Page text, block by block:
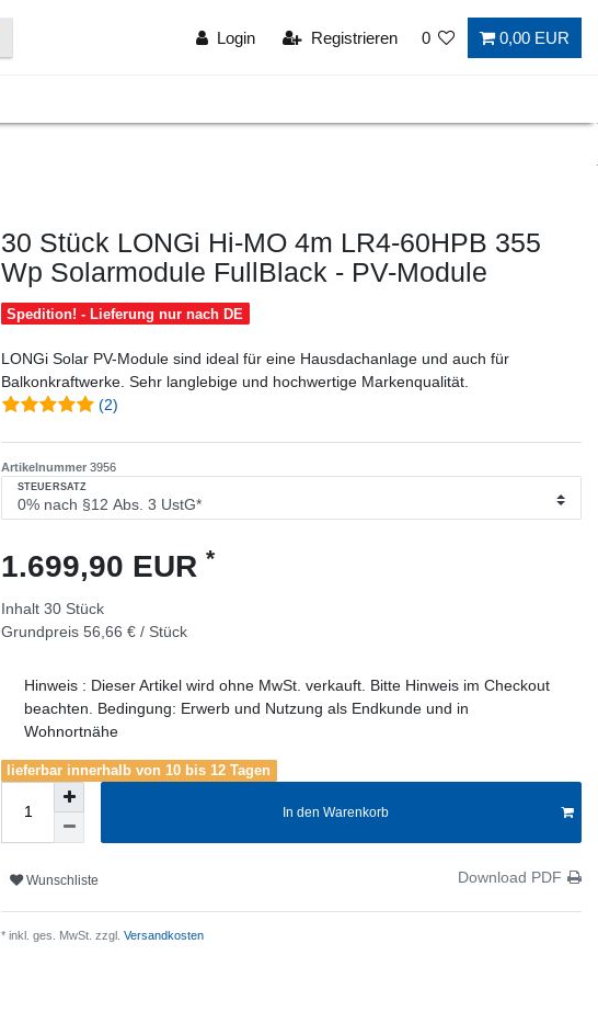
Login Registrieren 0 0,00 EUR
30 Stück LONGi Hi-MO 4m LR4-60HPB 355
Wp Solarmodule FullBlack - PV-Module
Spedition! - Lieferung nur nach DE
LONGi Solar PV-Module sind ideal für eine Hausdachanlage und auch für
Balkonkraftwerke. Sehr langlebige und hochwertige Markenqualität.
(2)
Artikelnummer 3956
STEUERSATZ
1.699,90 EUR *
Inhalt 30 Stück
Grundpreis 56,66 € / Stück
Hinweis : Dieser Artikel wird ohne MwSt. verkauft. Bitte Hinweis im Checkout
beachten. Bedingung: Erwerb und Nutzung als Endkunde und in
Wohnortnähe
lieferbar innerhalb von 10 bis 12 Tagen
In den Warenkorb
Wunschliste Download PDF
* inkl. ges. MwSt. zzgl. Versandkosten